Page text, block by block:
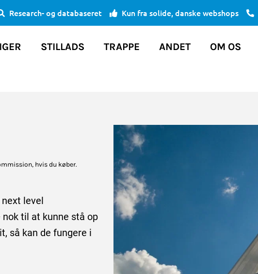
Research- og databaseret Kun fra solide, danske webshops
STILLADS TRAPPE ANDET OM OS
hvis du køber.
level
til at kunne stå op
så kan de fungere i